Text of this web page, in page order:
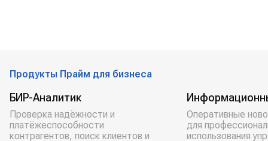
Продукты Прайм для бизнеса
БИР-Аналитик
Проверка надёжности и
платёжеспособности
контрагентов, поиск клиентов и
Оперативные
для
использования